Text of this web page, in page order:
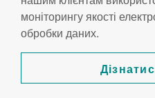
моніторингу якості
обробки даних.